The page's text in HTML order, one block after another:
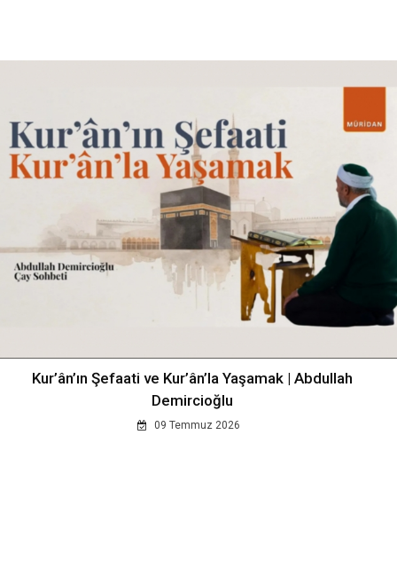
Kur’ân’ın Şefaati ve Kur’ân’la Yaşamak | Abdullah
Demircioğlu
09 Temmuz 2026